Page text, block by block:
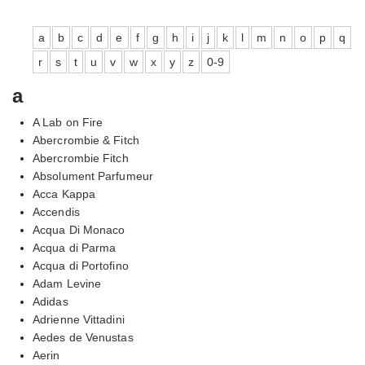
a b c d e f g h i j k l m n o p
q
r
s t u v w x y z 0-9
a
A Lab on Fire
Abercrombie & Fitch
Abercrombie Fitch
Absolument Parfumeur
Acca Kappa
Accendis
Acqua Di Monaco
Acqua di Parma
Acqua di Portofino
Adam Levine
Adidas
Adrienne Vittadini
Aedes de Venustas
Aerin